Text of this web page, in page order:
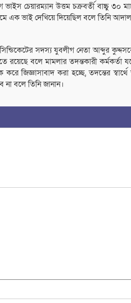
চেয়ারম্যান উত্তম চক্রবর্তী বাচ্চু ৩০
এক ভাই দেখিয়ে দিয়েছিল বলে তিনি
সদস্য যুবলীগ নেতা আব্দুর
রয়েছে বলে মামলার তদন্তকারী কর্মকর্তা
করা হচ্ছে, তদন্তের স্বার্থে
বলে তিনি জানান।